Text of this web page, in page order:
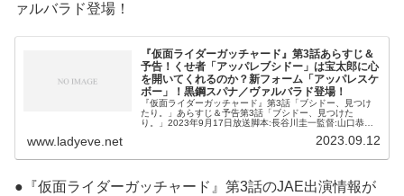
ァルバラド登場！
『仮面ライダーガッチャード』第3話あらすじ＆
予告！くせ者「アッパレブシドー」は宝太郎に心
を開いてくれるのか？新フォーム「アッパレスケ
ボー」！黒鋼スパナ／ヴァルバラド登場！
『仮面ライダーガッチャード』第3話「ブシドー、見つけ
たり。」あらすじ＆予告第3話「ブシドー、見つけた
り。」2023年9月17日放送脚本:長谷川圭一監督:山口恭平
www.ladyeve.net 2023.09.12
●『仮面ライダーガッチャード』第3話のJAE出演情報が